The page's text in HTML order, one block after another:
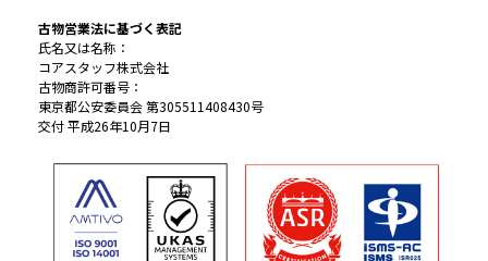
古物営業法に基づく表記
氏名又は名称：
コアスタッフ株式会社
古物商許可番号：
東京都公安委員会 第305511408430号
交付 平成26年10月7日